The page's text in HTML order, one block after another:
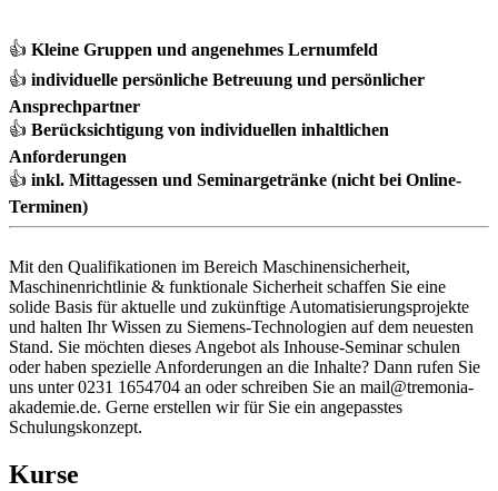
👍 Kleine Gruppen und angenehmes Lernumfeld
👍 individuelle persönliche Betreuung und persönlicher
Ansprechpartner
👍 Berücksichtigung von individuellen inhaltlichen
Anforderungen
👍 inkl. Mittagessen und Seminargetränke (nicht bei Online-
Terminen)
Mit den Qualifikationen im Bereich Maschinensicherheit,
Maschinenrichtlinie & funktionale Sicherheit schaffen Sie eine
solide Basis für aktuelle und zukünftige Automatisierungsprojekte
und halten Ihr Wissen zu Siemens-Technologien auf dem neuesten
Stand. Sie möchten dieses Angebot als Inhouse-Seminar schulen
oder haben spezielle Anforderungen an die Inhalte? Dann rufen Sie
uns unter 0231 1654704 an oder schreiben Sie an mail@tremonia-
akademie.de. Gerne erstellen wir für Sie ein angepasstes
Schulungskonzept.
Kurse